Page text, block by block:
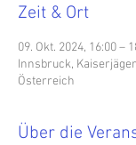
Zeit & Ort
09. Okt. 2024, 16:00 –
Innsbruck,
Österreich
Über die